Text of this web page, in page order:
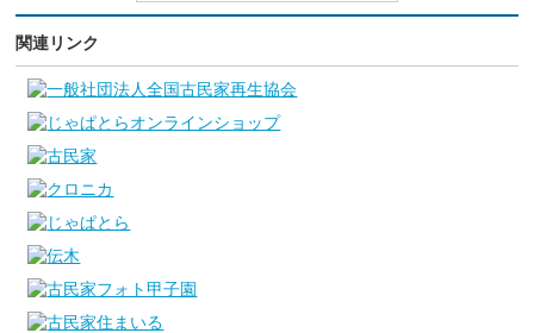
関連リンク